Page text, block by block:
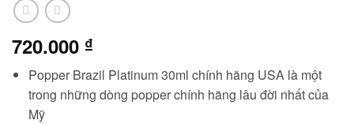
720.000 ₫
Popper Brazil Platinum 30ml chính hãng USA là một
trong những dòng popper chính hãng lâu đời nhất của
Mỹ